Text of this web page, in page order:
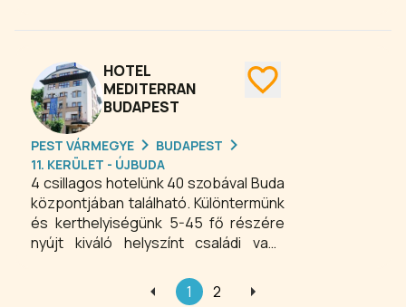
központok közelében, saját zárt
Pároknak ajánljuk, mert hangulatos,
meghitt és csendes. Családoknak
ajánljuk, mert számukra kialakított
családi szoba áll rendelkezésre,
gyermekbarát szolgáltatásokkal és a
környék sokféle gyermekprogramot
kínál.
HOTEL
MEDITERRAN
BUDAPEST
PEST VÁRMEGYE
BUDAPEST
11. KERÜLET - ÚJBUDA
4 csillagos hotelünk 40 szobával Buda
központjában található. Különtermünk
és kerthelyiségünk 5-45 fő részére
nyújt kiváló helyszínt családi vagy
Barátságos, mediterrán hangulatú
szobáinkban igazán otthon érezheti
1 2